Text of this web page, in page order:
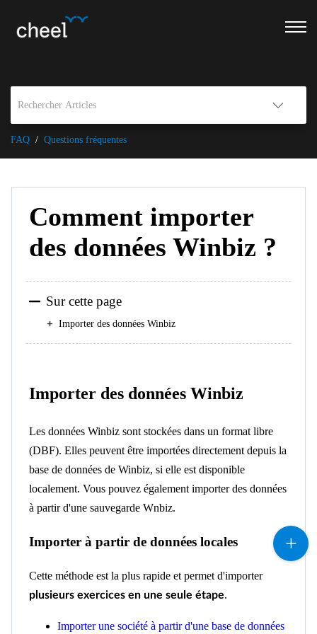
FAQ Questions fréquentes
Comment importer
des données Winbiz ?
Sur cette page
Importer des données Winbiz
Importer des données Winbiz
Les données Winbiz sont stockées dans un format libre
(DBF). Elles peuvent être importées directement depuis la
base de données de Winbiz, si elle est disponible
localement. Vous pouvez également importer des données
à partir d'une sauvegarde Wnbiz.
Importer à partir de données locales
Cette méthode est la plus rapide et permet d'importer
plusieurs exercices en une seule étape.
Importer une société à partir d'une base de données